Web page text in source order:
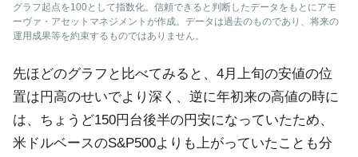
グラフ起点を100として指数化。信頼できると判断したデータをもとにアモ
ーヴァ・アセットマネジメントが作成。データは過去のものであり、将来の
運用成果等を約束するものではありません。
先ほどのグラフと比べてみると、4月上旬の安値の位
置は円高のせいでより深く、逆に年初来の高値の時に
は、ちょうど150円台後半の円安になっていたため、
米ドルベースのS&P500よりも上がっていたことも分